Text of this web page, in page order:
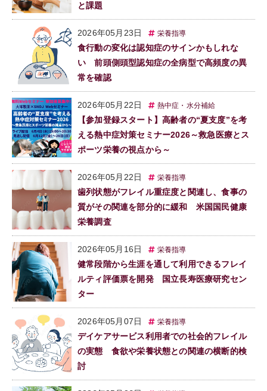
と課題
2026年05月23日 栄養指導
食行動の変化は認知症のサインかもしれな
い 前頭側頭型認知症の全病型で高頻度の異
常を確認
2026年05月22日 熱中症・水分補給
【参加登録スタート】高齢者の“夏支度”を考
える熱中症対策セミナー2026～救急医療とス
ポーツ栄養の視点から～
2026年05月22日 栄養指導
歯列状態がフレイル重症度と関連し、食事の
質がその関連を部分的に緩和 米国国民健康
栄養調査
2026年05月16日 栄養指導
健常段階から生涯を通して利用できるフレイ
ルティ評価票を開発 国立長寿医療研究セン
ター
2026年05月07日 栄養指導
デイケアサービス利用者での社会的フレイル
の実態 食欲や栄養状態との関連の横断的検
討